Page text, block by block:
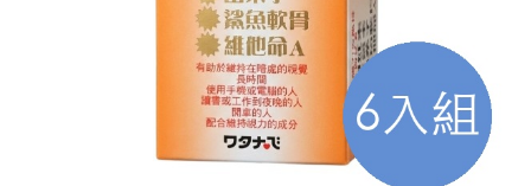
NT$ 7,800。 NT$ 5,850。